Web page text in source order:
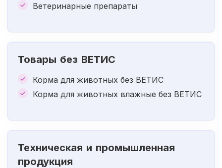
Ветеринарные препараты
Товары без ВЕТИС
Корма для животных без ВЕТИС
Корма для животных влажные без ВЕТИС
Техническая и промышленная
продукция